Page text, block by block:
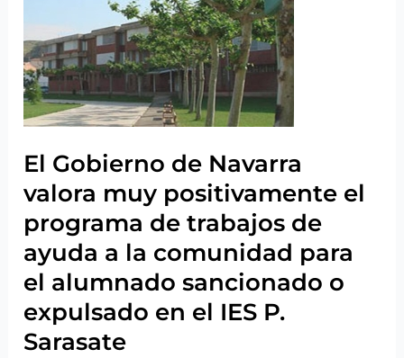
PÃšBLICA
El Gobierno de Navarra
valora muy positivamente el
programa de trabajos de
ayuda a la comunidad para
el alumnado sancionado o
expulsado en el IES P.
Sarasate